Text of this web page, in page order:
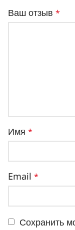
Ваш отзыв *
Имя *
Email *
Сохранить